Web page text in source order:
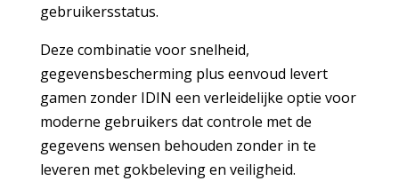
gebruikersstatus.
Deze combinatie voor snelheid,
gegevensbescherming plus eenvoud levert
gamen zonder IDIN een verleidelijke optie voor
moderne gebruikers dat controle met de
gegevens wensen behouden zonder in te
leveren met gokbeleving en veiligheid.